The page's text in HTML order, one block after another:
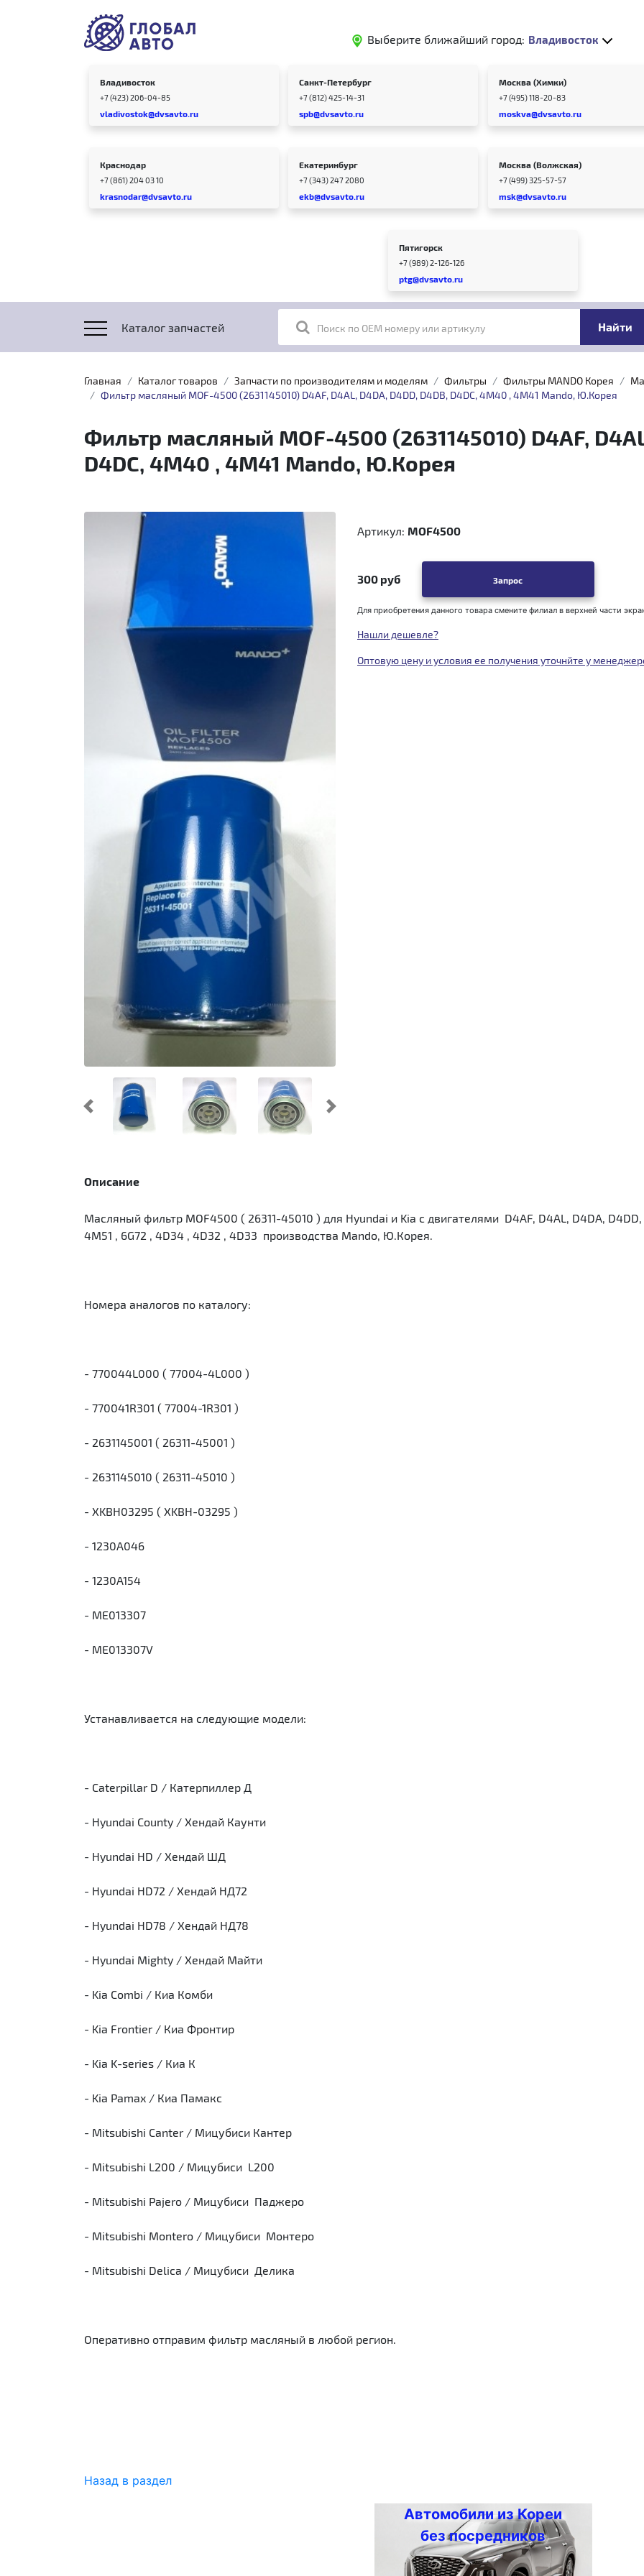
Выберите ближайший город: Владивосток
Владивосток
+7 (423) 206-04-85
vladivostok@dvsavto.ru
Санкт-Петербург
+7 (812) 425-14-31
spb@dvsavto.ru
Москва (Химки)
+7 (495) 118-20-83
moskva@dvsavto.ru
Краснодар
+7 (861) 204 03 10
krasnodar@dvsavto.ru
Екатеринбург
+7 (343) 247 2080
ekb@dvsavto.ru
Москва (Волжская)
+7 (499) 325-57-57
msk@dvsavto.ru
Пятигорск
+7 (989) 2-126-126
ptg@dvsavto.ru
Каталог запчастей Поиск по OEM номеру или артикулу
Главная Каталог товаров Запчасти по производителям и моделям Фильтры Фильтры МANDO Корея
Фильтр масляный MOF-4500 (2631145010) D4AF, D4AL, D4DA, D4DD, D4DB, D4DC, 4M40 , 4M41 Mando, Ю.Корея
Фильтр масляный MOF-4500 (2631145010) D4AF,
D4DC, 4M40 , 4M41 Mando, Ю.Корея
Предыдущий Cледующий
Артикул: MOF4500
300 руб Запрос
Для приобретения данного товара смените филиал в верхней части
Нашли дешевле?
Оптовую цену и условия ее получения уточнйте у
Описание
Масляный фильтр MOF4500 ( 26311-45010 ) для Hyundai и Kia с двигателями D4AF, D4AL, D4DA,
4M51 , 6G72 , 4D34 , 4D32 , 4D33 производства Mando, Ю.Корея.
Номера аналогов по каталогу:
- 770044L000 ( 77004-4L000 )
- 770041R301 ( 77004-1R301 )
- 2631145001 ( 26311-45001 )
- 2631145010 ( 26311-45010 )
- XKBH03295 ( XKBH-03295 )
- 1230A046
- 1230A154
- ME013307
- ME013307V
Устанавливается на следующие модели:
- Caterpillar D / Катерпиллер Д
- Hyundai County / Хендай Каунти
- Hyundai HD / Хендай ШД
- Hyundai HD72 / Хендай НД72
- Hyundai HD78 / Хендай НД78
- Hyundai Mighty / Хендай Майти
- Kia Combi / Киа Комби
- Kia Frontier / Киа Фронтир
- Kia K-series / Киа К
- Kia Pamax / Киа Памакс
- Mitsubishi Canter / Мицубиси Кантер
- Mitsubishi L200 / Мицубиси L200
- Mitsubishi Pajero / Мицубиси Паджеро
- Mitsubishi Montero / Мицубиси Монтеро
- Mitsubishi Delica / Мицубиси Делика
Оперативно отправим фильтр масляный в любой регион.
Назад в раздел
Автомобили из Кореи
без посредников